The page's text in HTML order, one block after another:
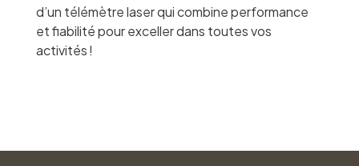
d’un télémètre laser qui combine performance
et fiabilité pour exceller dans toutes vos
activités !